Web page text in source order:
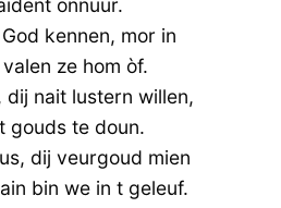
kennen, mor in
ze hom òf.
dij nait lustern willen,
gouds te doun.
dij veurgoud mien
bin we in t geleuf.